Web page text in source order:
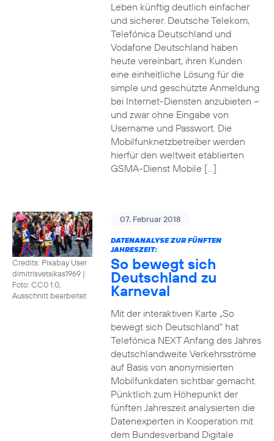
Leben künftig deutlich einfacher
und sicherer. Deutsche Telekom,
Telefónica Deutschland und
Vodafone Deutschland haben
heute vereinbart, ihren Kunden
eine einheitliche Lösung für die
simple und geschützte Anmeldung
bei Internet-Diensten anzubieten –
und zwar ohne Eingabe von
Username und Passwort. Die
Mobilfunknetzbetreiber werden
hierfür den weltweit etablierten
GSMA-Dienst Mobile […]
Credits: Pixabay User
dimitrisvetsikas1969 |
Foto: CC0 1.0,
Ausschnitt bearbeitet
07. Februar 2018
DATENANALYSE ZUR FÜNFTEN
JAHRESZEIT:
So bewegt sich
Deutschland zu
Karneval
Mit der interaktiven Karte „So
bewegt sich Deutschland“ hat
Telefónica NEXT Anfang des Jahres
deutschlandweite Verkehrsströme
auf Basis von anonymisierten
Mobilfunkdaten sichtbar gemacht.
Pünktlich zum Höhepunkt der
fünften Jahreszeit analysierten die
Datenexperten in Kooperation mit
dem Bundesverband Digitale